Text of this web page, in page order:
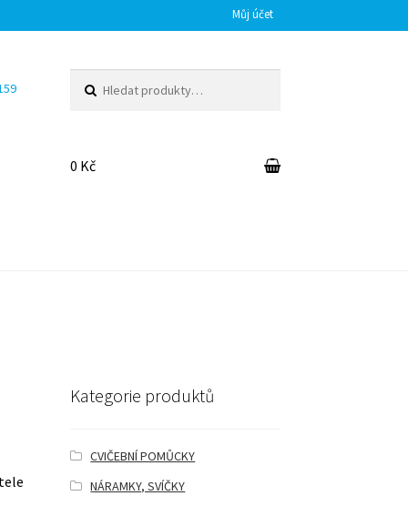
Můj účet
0 Kč
Kategorie produktů
CVIČEBNÍ POMŮCKY
NÁRAMKY, SVÍČKY